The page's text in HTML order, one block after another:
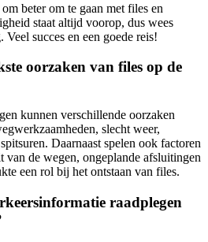
beter om te gaan met files en
staat altijd voorop, dus wees
succes en een goede reis!
oorzaken van files op de
kunnen verschillende oorzaken
slecht weer,
Daarnaast spelen ook factoren
van de wegen, ongeplande afsluitingen
een rol bij het ontstaan van files.
raadplegen